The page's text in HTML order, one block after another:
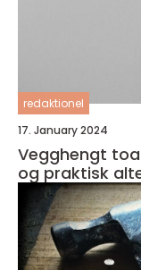
redaktionel
17. January 2024
Vegghengt
og praktisk